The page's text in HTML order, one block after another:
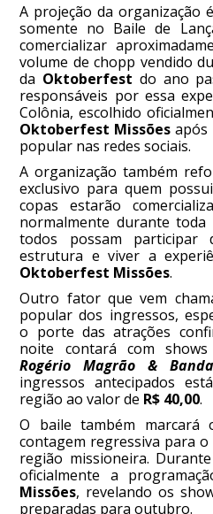
A projeção da organização
somente no Baile de
comercializar
volume de chopp vendido
da Oktoberfest do ano
responsáveis por essa
Colônia, escolhido
Oktoberfest Missões após
popular nas redes sociais.
A organização também
exclusivo para quem
copas estarão
normalmente durante
todos possam
estrutura e viver a
Oktoberfest Missões.
Outro fator que vem
popular dos ingressos,
o porte das atrações
noite contará com
Rogério Magrão & Banda
ingressos antecipados
região ao valor de R$ 40,00.
O baile também marcará
contagem regressiva para
região missioneira.
oficialmente a
Missões, revelando os
preparadas para outubro.